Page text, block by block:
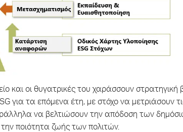
και οι θυγατρικές του χαράσσουν στρατηγική
για τα επόμενα έτη, με στόχο να μετριάσουν
να βελτιώσουν την απόδοση των
ποιότητα ζωής των πολιτών.